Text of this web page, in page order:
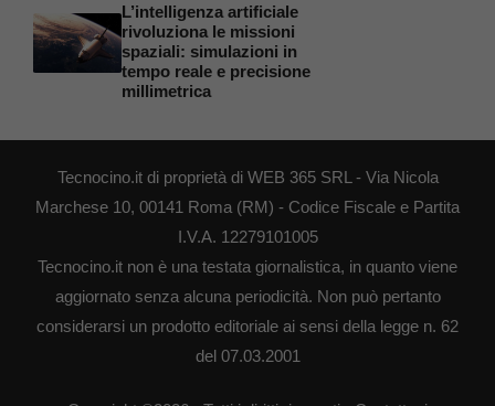
L’intelligenza artificiale
rivoluziona le missioni
spaziali: simulazioni in
tempo reale e precisione
millimetrica
Tecnocino.it di proprietà di WEB 365 SRL - Via Nicola
Marchese 10, 00141 Roma (RM) - Codice Fiscale e Partita
I.V.A. 12279101005
Tecnocino.it non è una testata giornalistica, in quanto viene
aggiornato senza alcuna periodicità. Non può pertanto
considerarsi un prodotto editoriale ai sensi della legge n. 62
del 07.03.2001